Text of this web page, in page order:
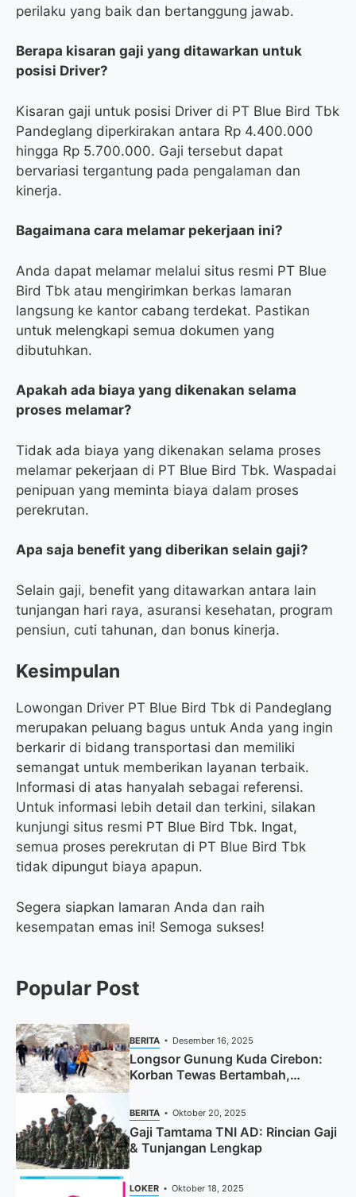
perilaku yang baik dan bertanggung jawab.
Berapa kisaran gaji yang ditawarkan untuk
posisi Driver?
Kisaran gaji untuk posisi Driver di PT Blue Bird Tbk
Pandeglang diperkirakan antara Rp 4.400.000
hingga Rp 5.700.000. Gaji tersebut dapat
bervariasi tergantung pada pengalaman dan
kinerja.
Bagaimana cara melamar pekerjaan ini?
Anda dapat melamar melalui situs resmi PT Blue
Bird Tbk atau mengirimkan berkas lamaran
langsung ke kantor cabang terdekat. Pastikan
untuk melengkapi semua dokumen yang
dibutuhkan.
Apakah ada biaya yang dikenakan selama
proses melamar?
Tidak ada biaya yang dikenakan selama proses
melamar pekerjaan di PT Blue Bird Tbk. Waspadai
penipuan yang meminta biaya dalam proses
perekrutan.
Apa saja benefit yang diberikan selain gaji?
Selain gaji, benefit yang ditawarkan antara lain
tunjangan hari raya, asuransi kesehatan, program
pensiun, cuti tahunan, dan bonus kinerja.
Kesimpulan
Lowongan Driver PT Blue Bird Tbk di Pandeglang
merupakan peluang bagus untuk Anda yang ingin
berkarir di bidang transportasi dan memiliki
semangat untuk memberikan layanan terbaik.
Informasi di atas hanyalah sebagai referensi.
Untuk informasi lebih detail dan terkini, silakan
kunjungi situs resmi PT Blue Bird Tbk. Ingat,
semua proses perekrutan di PT Blue Bird Tbk
tidak dipungut biaya apapun.
Segera siapkan lamaran Anda dan raih
kesempatan emas ini! Semoga sukses!
Popular Post
BERITA Desember 16, 2025
Longsor Gunung Kuda Cirebon:
Korban Tewas Bertambah,
Pencarian Dihentikan
BERITA Oktober 20, 2025
Gaji Tamtama TNI AD: Rincian Gaji
& Tunjangan Lengkap
LOKER Oktober 18, 2025